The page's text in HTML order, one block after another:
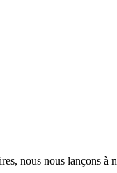
nous nous lançons